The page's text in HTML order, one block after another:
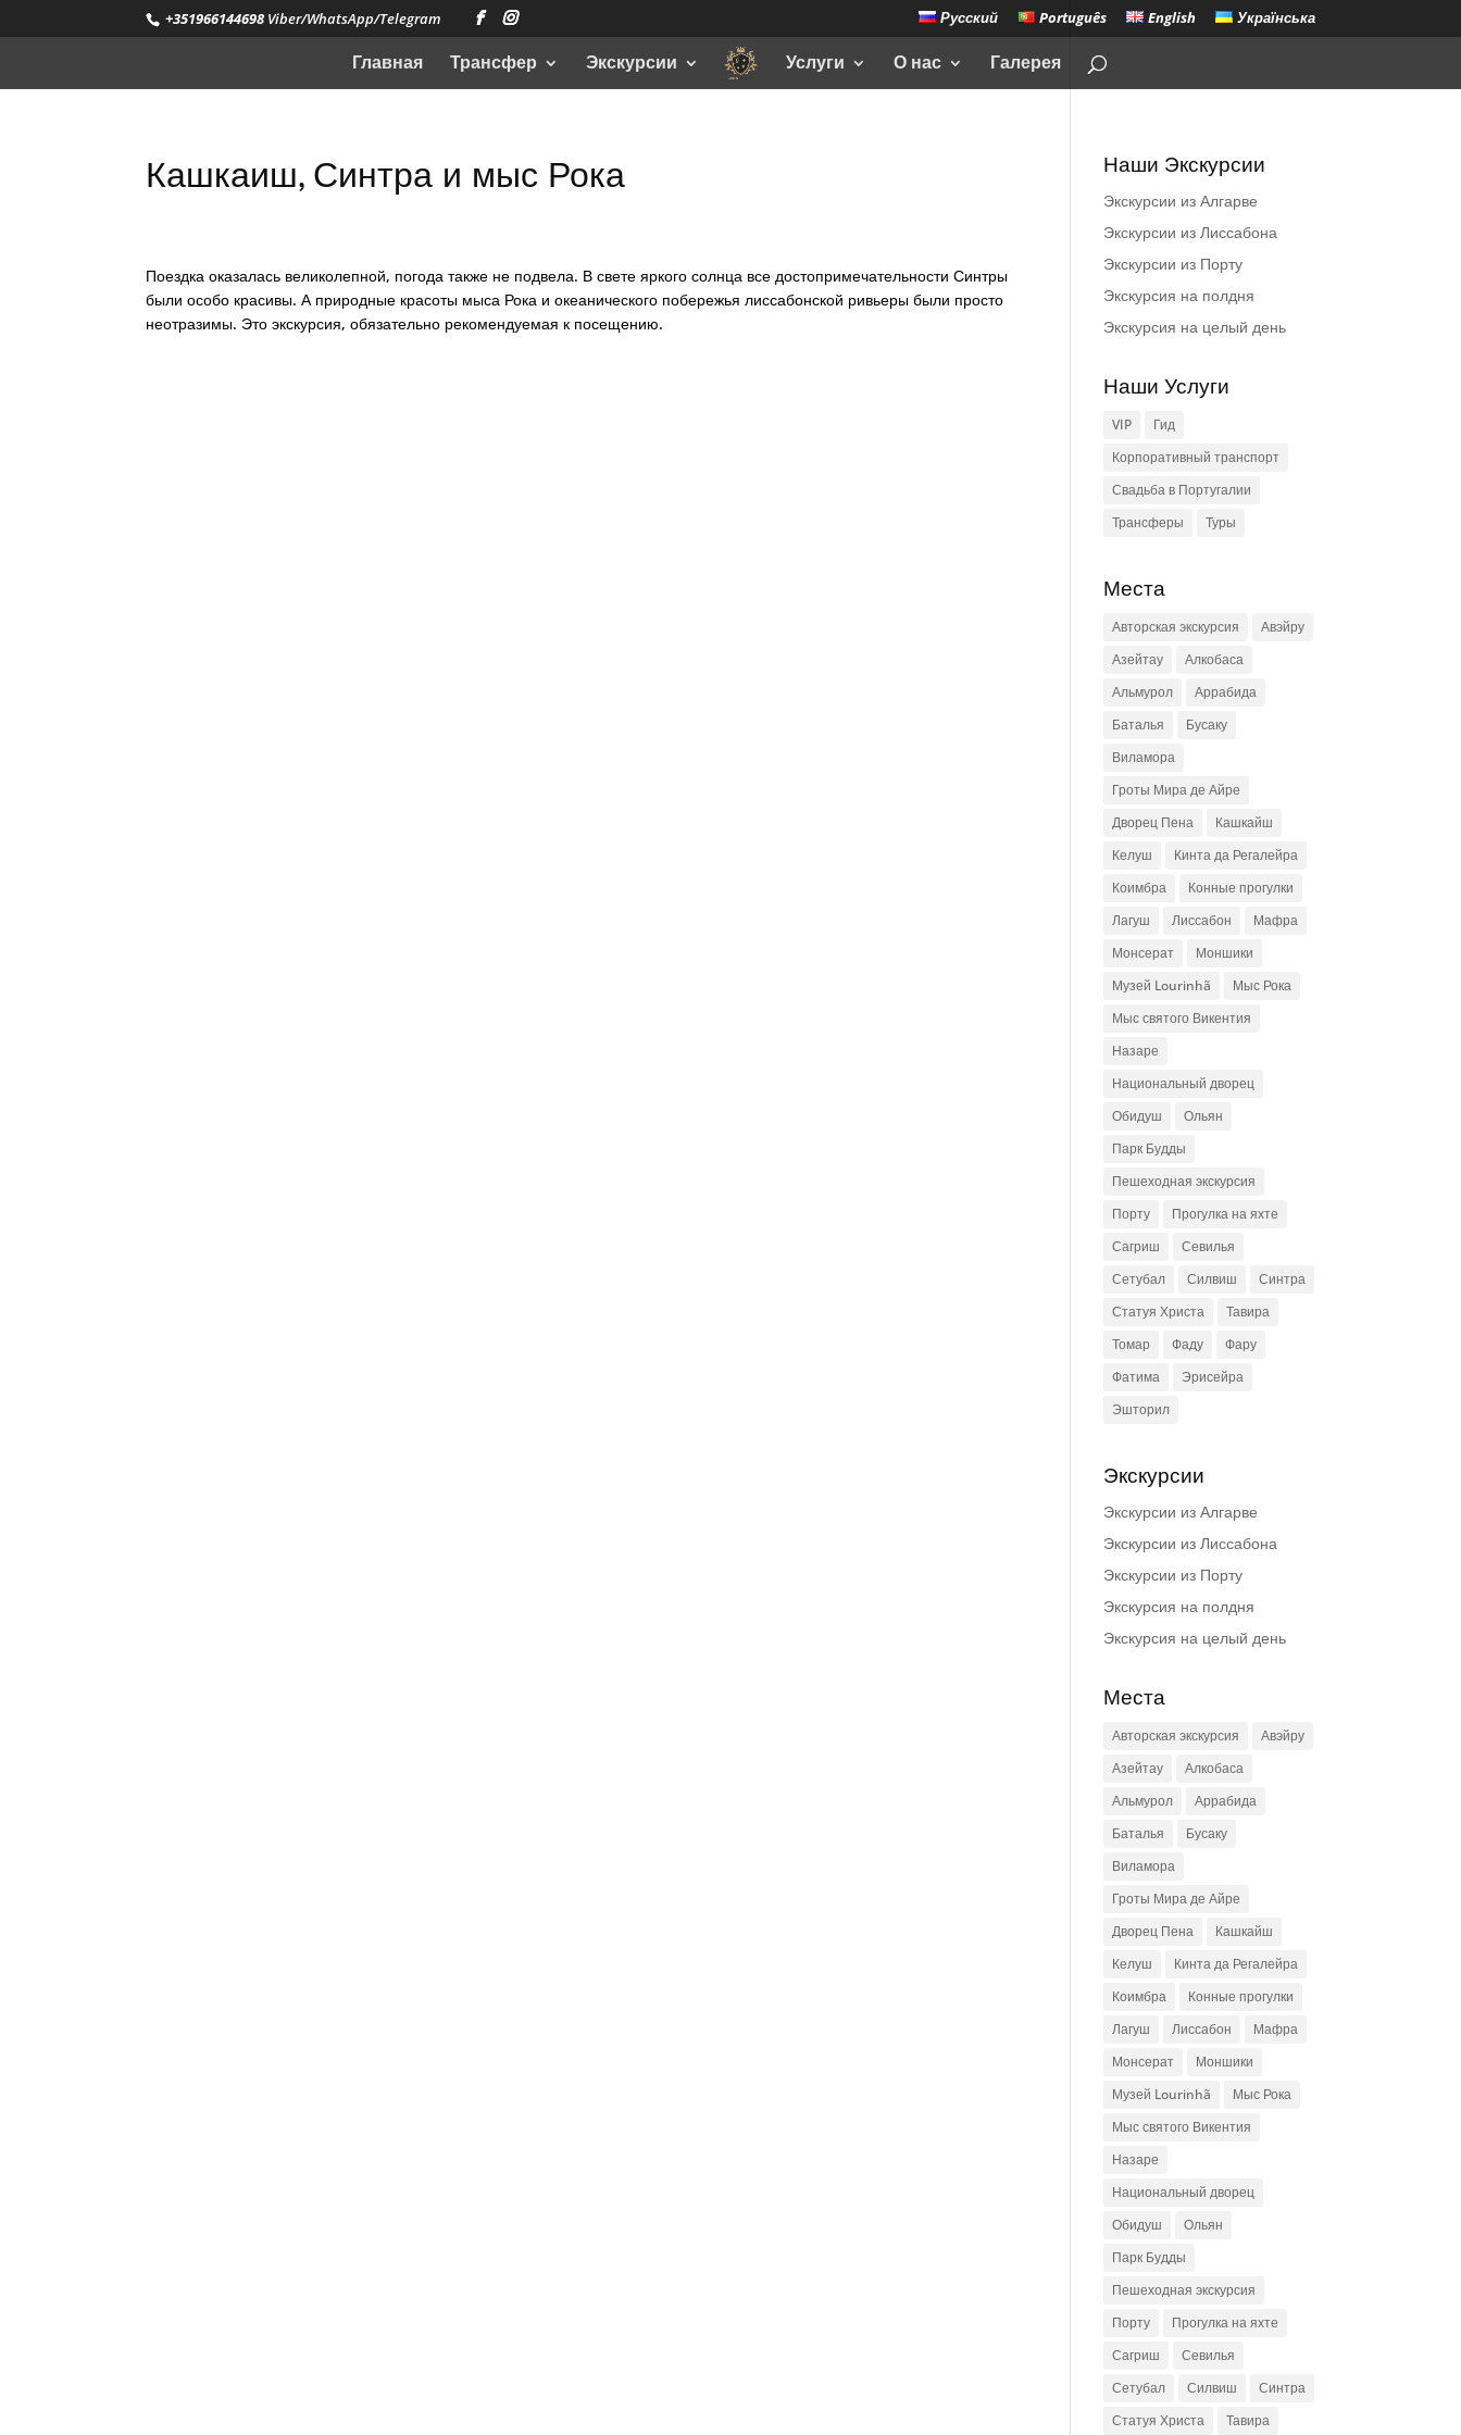
+351966144698 Viber/WhatsApp/Telegram Русский Português English Українська
Главная Трансфер Экскурсии Услуги О нас Галерея
Кашкаиш, Синтра и мыс Рока
Поездка оказалась великолепной, погода также не подвела. В свете яркого солнца все достопримечательности Синтры
были особо красивы. А природные красоты мыса Рока и океанического побережья лиссабонской ривьеры были просто
неотразимы. Это экскурсия, обязательно рекомендуемая к посещению.
Наши Экскурсии
Экскурсии из Алгарве
Экскурсии из Лиссабона
Экскурсии из Порту
Экскурсия на полдня
Экскурсия на целый день
Наши Услуги
VIP
Гид
Корпоративный транспорт
Свадьба в Португалии
Трансферы
Туры
Места
Авторская экскурсия
Авэйру
Азейтау
Алкобаса
Альмурол
Аррабида
Баталья
Бусаку
Виламора
Гроты Мира де Айре
Дворец Пена
Кашкайш
Келуш
Кинта да Регалейра
Коимбра
Конные прогулки
Лагуш
Лиссабон
Мафра
Монсерат
Моншики
Музей Lourinhã
Мыс Рока
Мыс святого Викентия
Назаре
Национальный дворец
Обидуш
Ольян
Парк Будды
Пешеходная экскурсия
Порту
Прогулка на яхте
Сагриш
Севилья
Сетубал
Силвиш
Синтра
Статуя Христа
Тавира
Томар
Фаду
Фару
Фатима
Эрисейра
Эшторил
Экскурсии
Экскурсии из Алгарве
Экскурсии из Лиссабона
Экскурсии из Порту
Экскурсия на полдня
Экскурсия на целый день
Места
Авторская экскурсия
Авэйру
Азейтау
Алкобаса
Альмурол
Аррабида
Баталья
Бусаку
Виламора
Гроты Мира де Айре
Дворец Пена
Кашкайш
Келуш
Кинта да Регалейра
Коимбра
Конные прогулки
Лагуш
Лиссабон
Мафра
Монсерат
Моншики
Музей Lourinhã
Мыс Рока
Мыс святого Викентия
Назаре
Национальный дворец
Обидуш
Ольян
Парк Будды
Пешеходная экскурсия
Порту
Прогулка на яхте
Сагриш
Севилья
Сетубал
Силвиш
Синтра
Статуя Христа
Тавира